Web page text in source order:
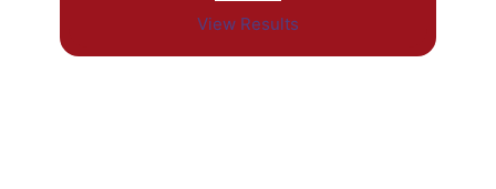
View Results